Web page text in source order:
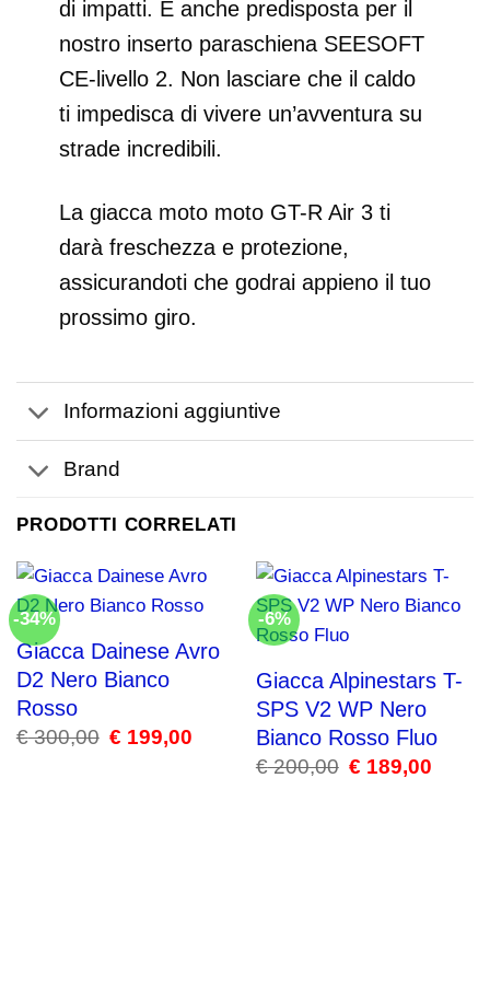
di impatti. È anche predisposta per il
nostro inserto paraschiena SEESOFT
CE‑livello 2. Non lasciare che il caldo
ti impedisca di vivere un’avventura su
strade incredibili.
La giacca moto moto GT-R Air 3 ti
darà freschezza e protezione,
assicurandoti che godrai appieno il tuo
prossimo giro.
Informazioni aggiuntive
Brand
PRODOTTI CORRELATI
-34%
Giacca Dainese Avro
D2 Nero Bianco
Rosso
€300,00 Il
prezzo
€ 199,00
-6%
Giacca Alpinestars T-
SPS V2 WP Nero
Bianco Rosso Fluo
€200,00 Il
prezzo
€ 189,00